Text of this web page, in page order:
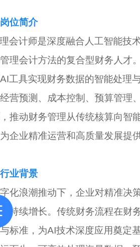
位简介
会计师是深度融合人工智能技
理会计方法的复合型财务人才
工具实现财务数据的智能处理
营预测、成本控制、预算管理
推动财务管理从传统核算向智
企业精准运营和高质量发展提
业背景
化浪潮推动下，企业对精准决
求持续增长。传统财务流程在财
标准，为AI技术深度应用奠定